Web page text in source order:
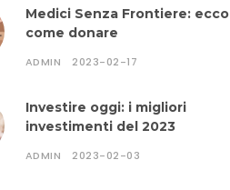
Medici Senza Frontiere: ecco
come donare
ADMIN 2023-02-17
Investire oggi: i migliori
investimenti del 2023
ADMIN 2023-02-03